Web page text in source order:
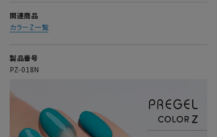
関連商品
カラーZ一覧
製品番号
PZ-018N